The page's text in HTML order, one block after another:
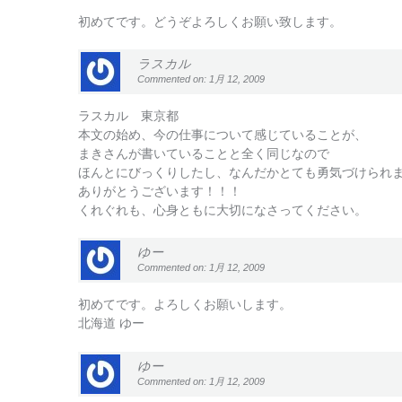
初めてです。どうぞよろしくお願い致します。
ラスカル
Commented on: 1月 12, 2009
ラスカル 東京都
本文の始め、今の仕事について感じていることが、
まきさんが書いていることと全く同じなので
ほんとにびっくりしたし、なんだかとても勇気づけられ
ありがとうございます！！！
くれぐれも、心身ともに大切になさってください。
ゆー
Commented on: 1月 12, 2009
初めてです。よろしくお願いします。
北海道 ゆー
ゆー
Commented on: 1月 12, 2009